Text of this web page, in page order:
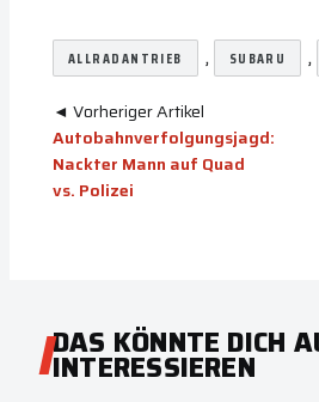
ALLRADANTRIEB , SUBARU ,
◄ Vorheriger Artikel
Autobahnverfolgungsjagd:
Nackter Mann auf Quad
vs. Polizei
DAS KÖNNTE DICH
INTERESSIEREN